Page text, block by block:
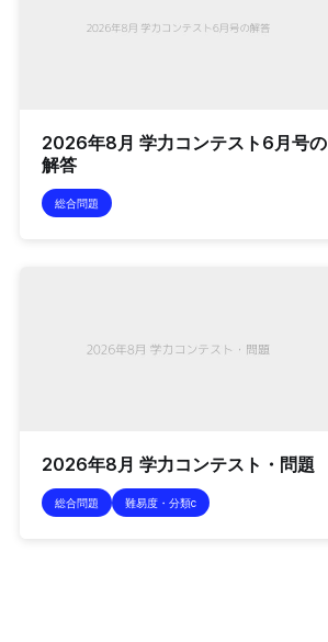
2026年8月 学力コンテスト6月号の
解答
総合問題
2026年8月 学力コンテスト・問題
総合問題 難易度・分類c